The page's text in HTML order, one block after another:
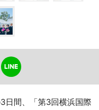
日間、「第3回横浜国際